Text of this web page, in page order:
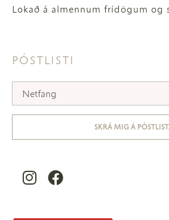
Lokað á almennum frídögum og
PÓSTLISTI
SKRÁ MIG Á